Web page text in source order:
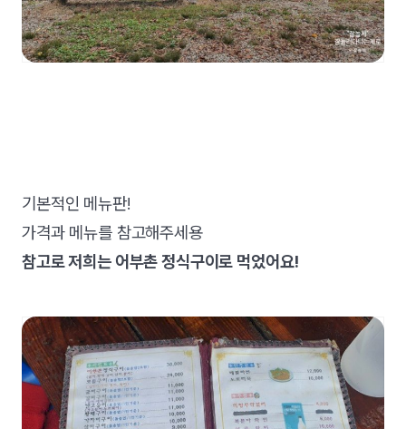
기본적인 메뉴판!
가격과 메뉴를 참고해주세용
참고로 저희는 어부촌 정식구이로 먹었어요!